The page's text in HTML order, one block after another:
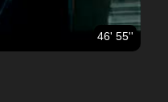
46' 55''